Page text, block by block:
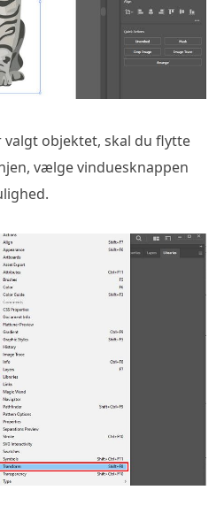
valgt objektet, skal du flytte
vælge vinduesknappen